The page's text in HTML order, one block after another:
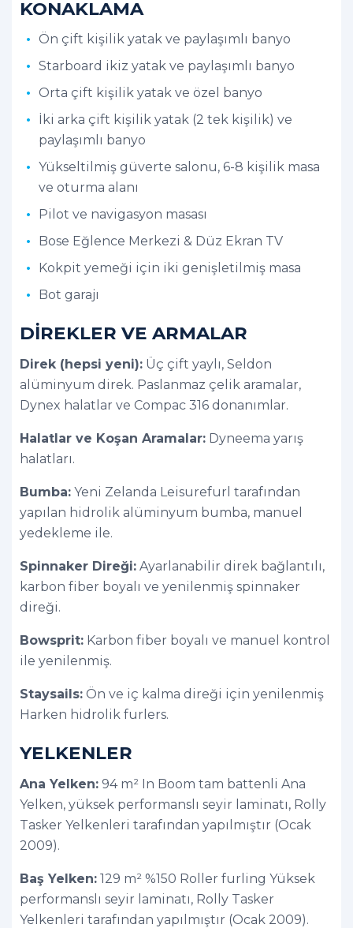
KONAKLAMA
Ön çift kişilik yatak ve paylaşımlı banyo
Starboard ikiz yatak ve paylaşımlı banyo
Orta çift kişilik yatak ve özel banyo
İki arka çift kişilik yatak (2 tek kişilik) ve
paylaşımlı banyo
Yükseltilmiş güverte salonu, 6-8 kişilik masa
ve oturma alanı
Pilot ve navigasyon masası
Bose Eğlence Merkezi & Düz Ekran TV
Kokpit yemeği için iki genişletilmiş masa
Bot garajı
DİREKLER VE ARMALAR
Direk (hepsi yeni): Üç çift yaylı, Seldon
alüminyum direk. Paslanmaz çelik aramalar,
Dynex halatlar ve Compac 316 donanımlar.
Halatlar ve Koşan Aramalar: Dyneema yarış
halatları.
Bumba: Yeni Zelanda Leisurefurl tarafından
yapılan hidrolik alüminyum bumba, manuel
yedekleme ile.
Spinnaker Direği: Ayarlanabilir direk bağlantılı,
karbon fiber boyalı ve yenilenmiş spinnaker
direği.
Bowsprit: Karbon fiber boyalı ve manuel kontrol
ile yenilenmiş.
Staysails: Ön ve iç kalma direği için yenilenmiş
Harken hidrolik furlers.
YELKENLER
Ana Yelken: 94 m² In Boom tam battenli Ana
Yelken, yüksek performanslı seyir laminatı, Rolly
Tasker Yelkenleri tarafından yapılmıştır (Ocak
2009).
Baş Yelken: 129 m² %150 Roller furling Yüksek
performanslı seyir laminatı, Rolly Tasker
Yelkenleri tarafından yapılmıştır (Ocak 2009).